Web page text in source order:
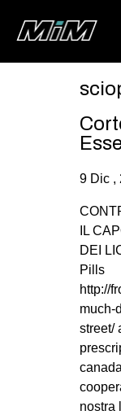
9 Dic ,
IL
DEI
Pills
http://
much-
street/
nostra